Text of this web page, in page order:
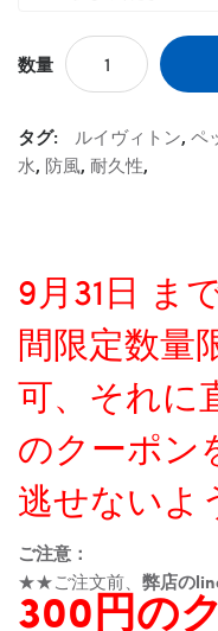
数量
タグ: ルイヴィトン, ペ
水, 防風, 耐久性,
9月31日 ま
間限定数量
可、それに
のクーポン
逃せないよ
ご注意：
★★ご注文前、 弊店の
300円の